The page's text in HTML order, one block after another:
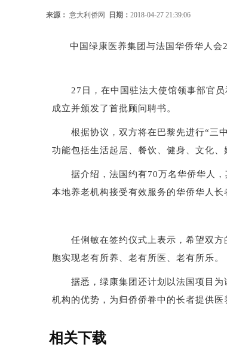
来源： 意大利侨网 日期： 2018-04-27 21:39:06
中国绿康医养集团与法国华侨华人会
27日，在中国驻法大使馆领事部官员
成立并颁发了首批顾问聘书。
根据协议，双方将在巴黎先进行“三中
功能包括生活起居、餐饮、健身、文化
据介绍，法国约有70万名华侨华人，
本地养老机构接受有效服务的华侨华人
任俐敏在签约仪式上表示，希望双方
胞实现老有所养、老有所医、老有所乐。
据悉，绿康集团还计划以法国项目为
机构的优势，为归侨侨眷中的长者提供医
相关下载